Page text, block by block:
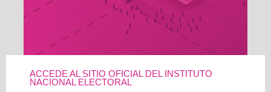
ACCEDE AL SITIO OFICIAL DEL INSTITUTO
NACIONAL ELECTORAL